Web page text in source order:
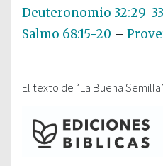
Deuteronomio 32:29-33
Salmo 68:15-20 –
El texto de “La Buena